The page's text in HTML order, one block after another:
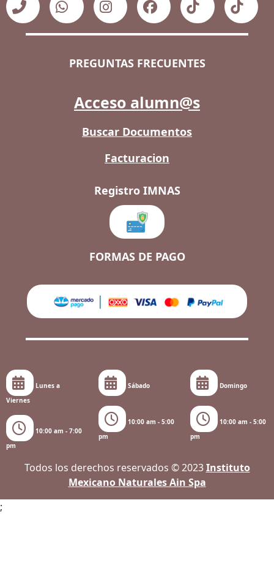
PREGUNTAS FRECUENTES
Acceso alumn@s
Buscar Documentos
Facturacion
Registro IMNAS
FORMAS DE PAGO
Lunes a
Viernes
10:00 am - 7:00
pm
Sábado
10:00 am - 5:00
pm
Domingo
10:00 am - 5:00
pm
Todos los derechos reservados © 2023Instituto
Mexicano Naturales Ain Spa
;